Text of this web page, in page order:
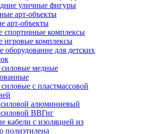
уличные фигуры
арт-объекты
спортивные комплексы
игровые комплексы
оборудование для детских
медные
с пластмассовой
силовой алюминиевый
ВВГнг
кабели с изоляцией из
полиэтилена